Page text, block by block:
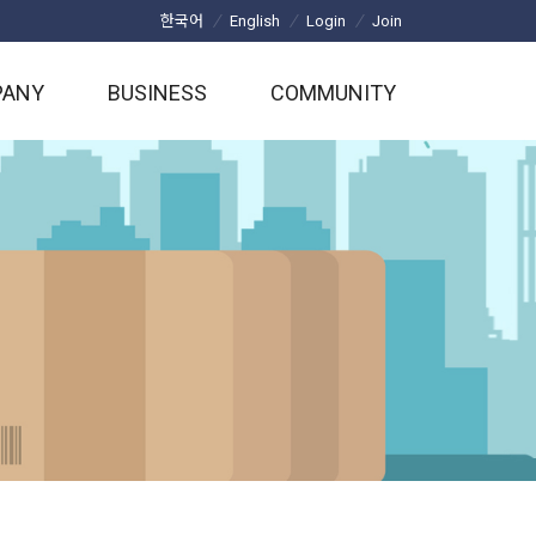
한국어 / English / Login / Join
BUSINESS COMMUNITY